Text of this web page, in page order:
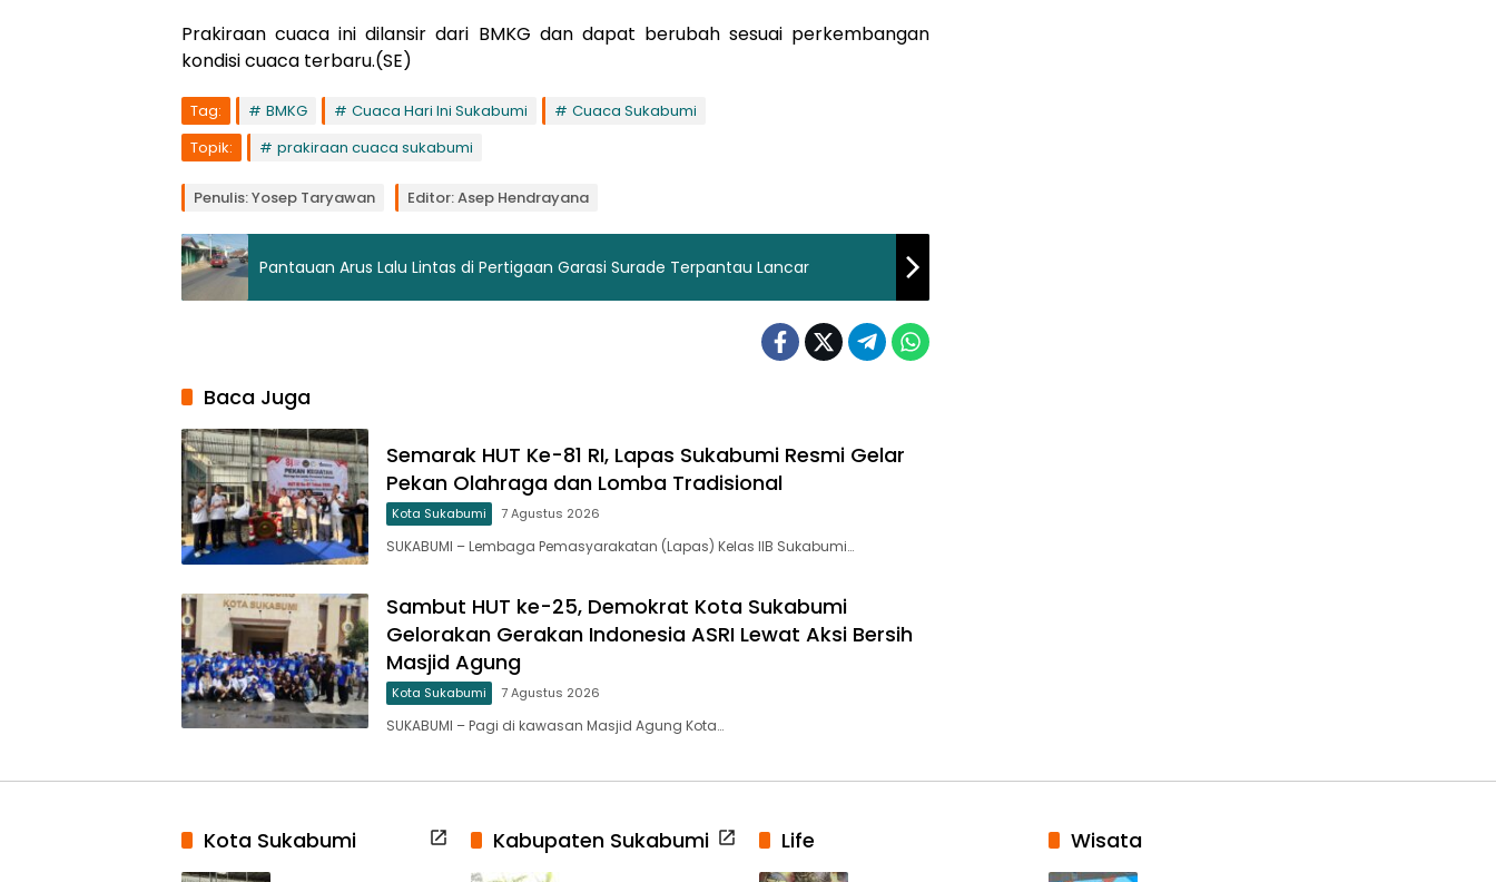
Prakiraan cuaca ini dilansir dari BMKG dan dapat berubah sesuai perkembangan
kondisi cuaca terbaru.(SE)
Tag: BMKG Cuaca Hari Ini Sukabumi
Cuaca Sukabumi
Topik:
prakiraan cuaca sukabumi
Penulis: Yosep Taryawan Editor: Asep Hendrayana
Pantauan Arus Lalu Lintas di Pertigaan Garasi Surade Terpantau Lancar
Baca Juga
Semarak HUT Ke-81 RI, Lapas Sukabumi Resmi Gelar
Pekan Olahraga dan Lomba Tradisional
Kota Sukabumi 7 Agustus 2026
SUKABUMI – Lembaga Pemasyarakatan (Lapas) Kelas IIB Sukabumi…
Sambut HUT ke-25, Demokrat Kota Sukabumi
Gelorakan Gerakan Indonesia ASRI Lewat Aksi Bersih
Masjid Agung
Kota Sukabumi 7 Agustus 2026
SUKABUMI – Pagi di kawasan Masjid Agung Kota…
Kota Sukabumi Kabupaten Sukabumi Life Wisata